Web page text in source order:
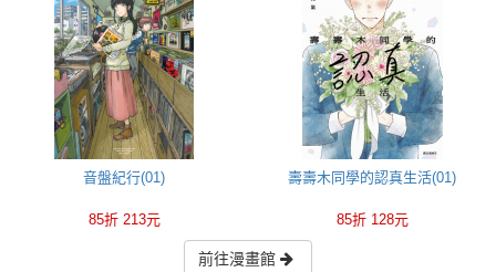
音盤紀行(01)
85折 213元
壽壽木同學的認真生活(01)
85折 128元
前往漫畫館